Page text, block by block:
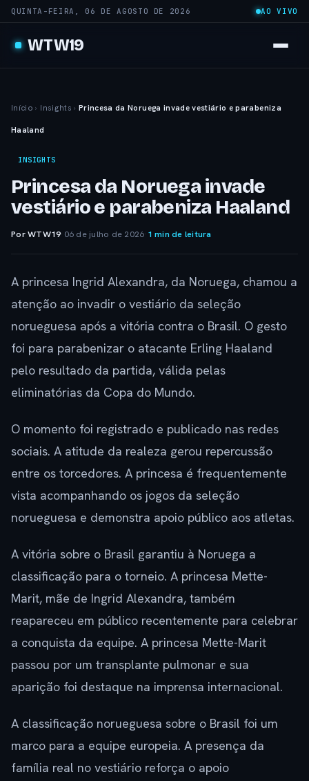
QUINTA-FEIRA, 06 DE AGOSTO DE 2026 AO VIVO
WTW19
Início › Insights › Princesa da Noruega invade vestiário e parabeniza
Haaland
INSIGHTS
Princesa da Noruega invade
vestiário e parabeniza Haaland
Por WTW19· 06 de julho de 2026· 1 min de leitura
A princesa Ingrid Alexandra, da Noruega, chamou a
atenção ao invadir o vestiário da seleção
norueguesa após a vitória contra o Brasil. O gesto
foi para parabenizar o atacante Erling Haaland
pelo resultado da partida, válida pelas
eliminatórias da Copa do Mundo.
O momento foi registrado e publicado nas redes
sociais. A atitude da realeza gerou repercussão
entre os torcedores. A princesa é frequentemente
vista acompanhando os jogos da seleção
norueguesa e demonstra apoio público aos atletas.
A vitória sobre o Brasil garantiu à Noruega a
classificação para o torneio. A princesa Mette-
Marit, mãe de Ingrid Alexandra, também
reapareceu em público recentemente para celebrar
a conquista da equipe. A princesa Mette-Marit
passou por um transplante pulmonar e sua
aparição foi destaque na imprensa internacional.
A classificação norueguesa sobre o Brasil foi um
marco para a equipe europeia. A presença da
família real no vestiário reforça o apoio